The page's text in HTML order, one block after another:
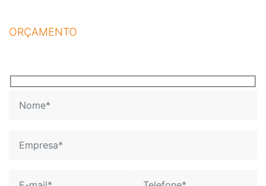
ORÇAMENTO